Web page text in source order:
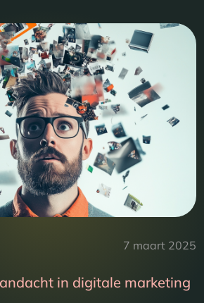
7 maart 2025
in digitale marketing